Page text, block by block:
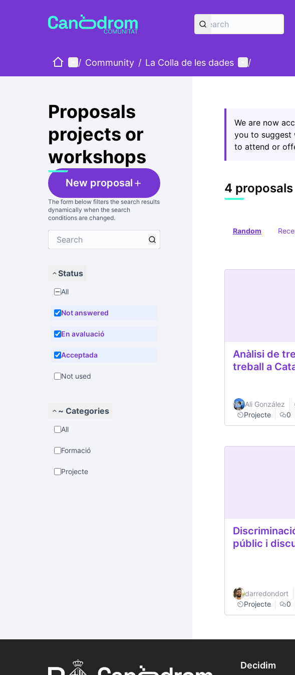
HomeMain menu
/ Community / La Colla de les dades User menu
/
Proposals
projects or
workshops
New proposal
The form below filters the search results
dynamically when the search
conditions are changed.
Status
All
Not answered
En avaluació
Acceptada
Not used
~ Categories
All
Formació
Projecte
We are now
you to suggest
to attend or
4 proposals
Random
Anàlisi de
treball a
Ali González
Projecte
0
públic i
darredondort
Projecte
0
Decidim